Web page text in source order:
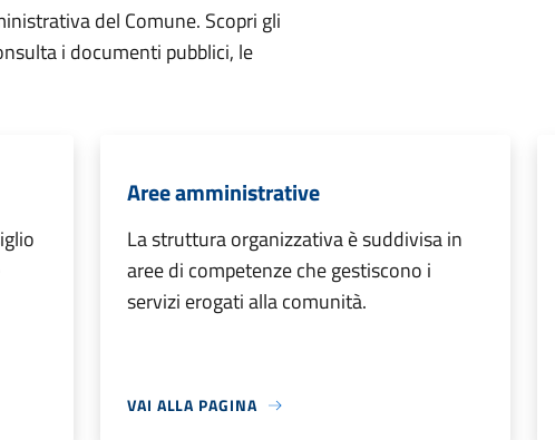
del Comune. Scopri gli
i documenti pubblici, le
Aree amministrative
La struttura organizzativa è suddivisa in
aree di competenze che gestiscono i
servizi erogati alla comunità.
VAI ALLA PAGINA